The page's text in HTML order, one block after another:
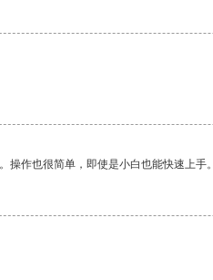
作也很简单，即使是小白也能快速上手。